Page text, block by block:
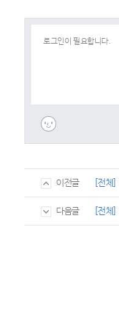
이전글 [전체]
다음글 [전체]